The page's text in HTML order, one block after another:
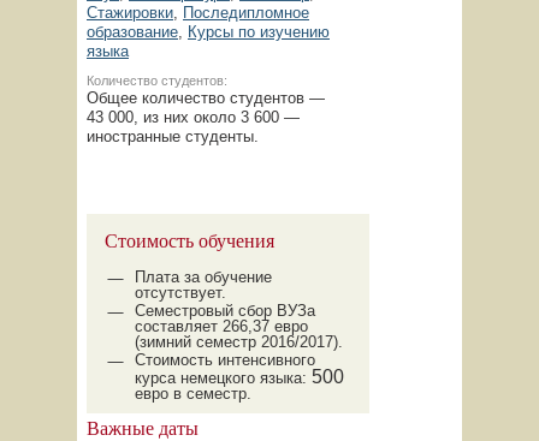
Стажировки, Последипломное
образование, Курсы по изучению
языка
Количество студентов:
Общее количество студентов —
43 000, из них около 3 600 —
иностранные студенты.
Стоимость обучения
Плата за обучение
отсутствует.
Семестровый сбор ВУЗа
составляет 266,37 евро
(зимний семестр 2016/2017).
Стоимость интенсивного
курса немецкого языка: 500
евро в семестр.
Важные даты